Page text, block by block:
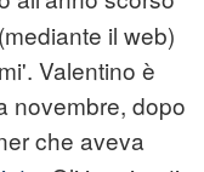
il web)
Valentino è
novembre, dopo
che aveva